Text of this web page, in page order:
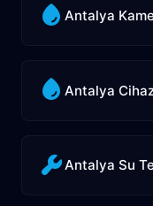
Antalya
Antalya
Antalya Su